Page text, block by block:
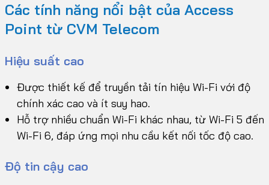
Các tính năng nổi bật của Access
Point từ CVM Telecom
Hiệu suất cao
Được thiết kế để truyền tải tín hiệu Wi-Fi với độ
chính xác cao và ít suy hao.
Hỗ trợ nhiều chuẩn Wi-Fi khác nhau, từ Wi-Fi 5 đến
Wi-Fi 6, đáp ứng mọi nhu cầu kết nối tốc độ cao.
Độ tin cậy cao